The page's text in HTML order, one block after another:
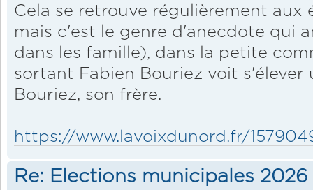
Cela se retrouve régulièrement aux
mais c'est le genre d'anecdote qui
dans les famille), dans la petite
sortant Fabien Bouriez voit
Bouriez, son frère.
https://www.lavoixdunord.fr/
Re: Elections municipales 2026